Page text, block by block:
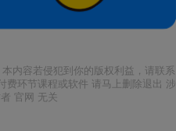
内容若侵犯到你的版权利益，请联系
费环节课程或软件 请马上删除退出 涉
官网 无关